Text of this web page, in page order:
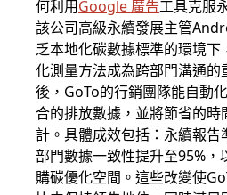
何利用Google 廣告工具克服
該公司高級永續發展主管
乏本地化碳數據標準的環境
化測量方法成為跨部門溝通的
後，GoTo的行銷團隊能自動
合的排放數據，並將節省的時
計。具體成效包括：永續報
部門數據一致性提升至95%，
購碳優化空間。這些改變使